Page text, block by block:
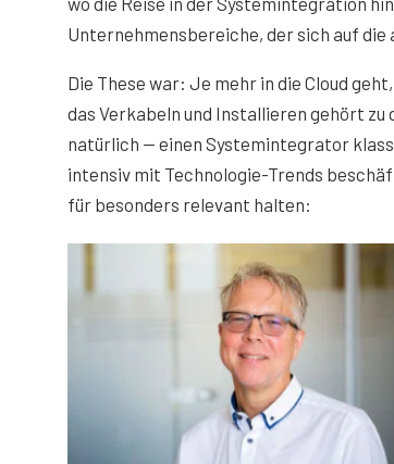
Unternehmensbereiche, der sich auf
Die These war: Je mehr in die Cloud
das Verkabeln und Installieren gehört zu
natürlich — einen Systemintegrator
intensiv mit Technologie-Trends
für besonders relevant halten: